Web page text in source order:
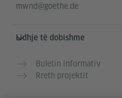
mwnd@goethe.de
Lidhje të dobishme
Buletin informativ
Rreth projektit